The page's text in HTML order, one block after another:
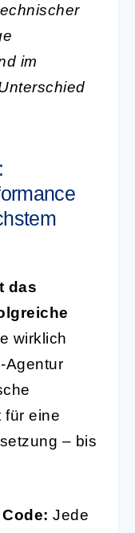
im
das
wirklich
Agentur
für eine
– bis
Jede